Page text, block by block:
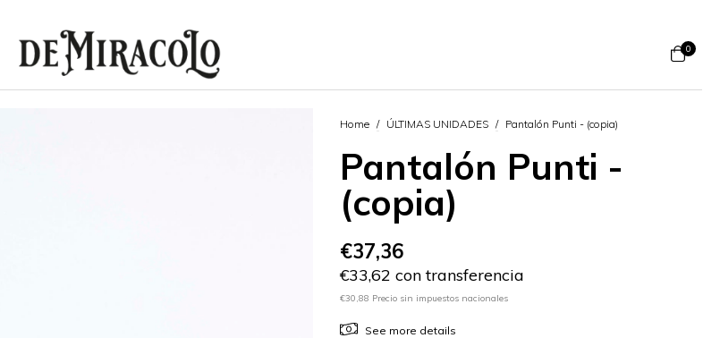
0
Home / ÚLTIMAS UNIDADES / Pantalón Punti - (copia)
Pantalón Punti -
(copia)
€37,36
€33,62 con transferencia
€30,88 Precio sin impuestos nacionales
See more details